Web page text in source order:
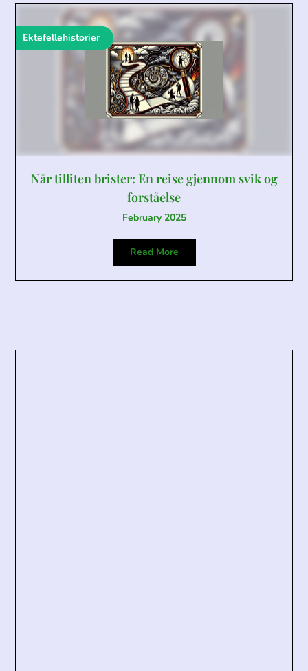
Ektefellehistorier
Når tilliten brister: En reise gjennom svik og
forståelse
February 2025
Read More